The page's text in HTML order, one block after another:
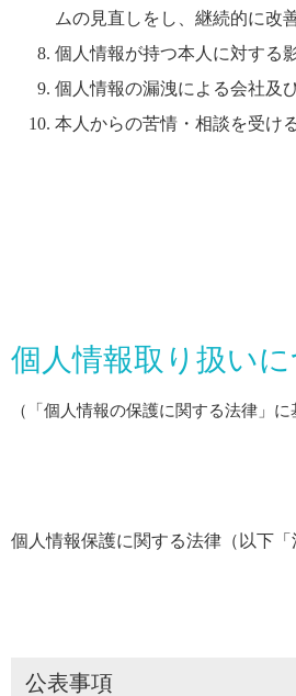
ムの見直しをし、継続的に改
個人情報が持つ本人に対する
個人情報の漏洩による会社及
本人からの苦情・相談を受け
個人情報取り扱い
（「個人情報の保護に関する法律」に
個人情報保護に関する法律（以下
公表事項